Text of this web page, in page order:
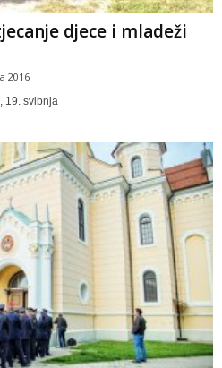
djece i mladeži
2016
19. svibnja